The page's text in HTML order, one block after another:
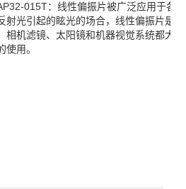
015T：线性偏振片被广泛应用于各
射光引起的眩光的场合，线性偏振片是
相机滤镜、太阳镜和机器视觉系统都大
使用。